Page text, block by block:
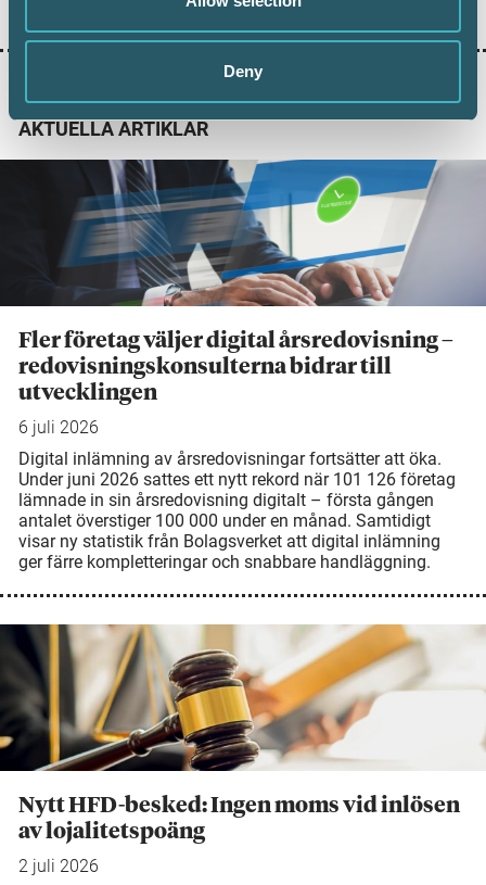
Deny
AKTUELLA ARTIKLAR
Fler företag väljer digital årsredovisning –
redovisningskonsulterna bidrar till
utvecklingen
6 juli 2026
Digital inlämning av årsredovisningar fortsätter att öka.
Under juni 2026 sattes ett nytt rekord när 101 126 företag
lämnade in sin årsredovisning digitalt – första gången
antalet överstiger 100 000 under en månad. Samtidigt
visar ny statistik från Bolagsverket att digital inlämning
ger färre kompletteringar och snabbare handläggning.
Nytt HFD-besked: Ingen moms vid inlösen
av lojalitetspoäng
2 juli 2026